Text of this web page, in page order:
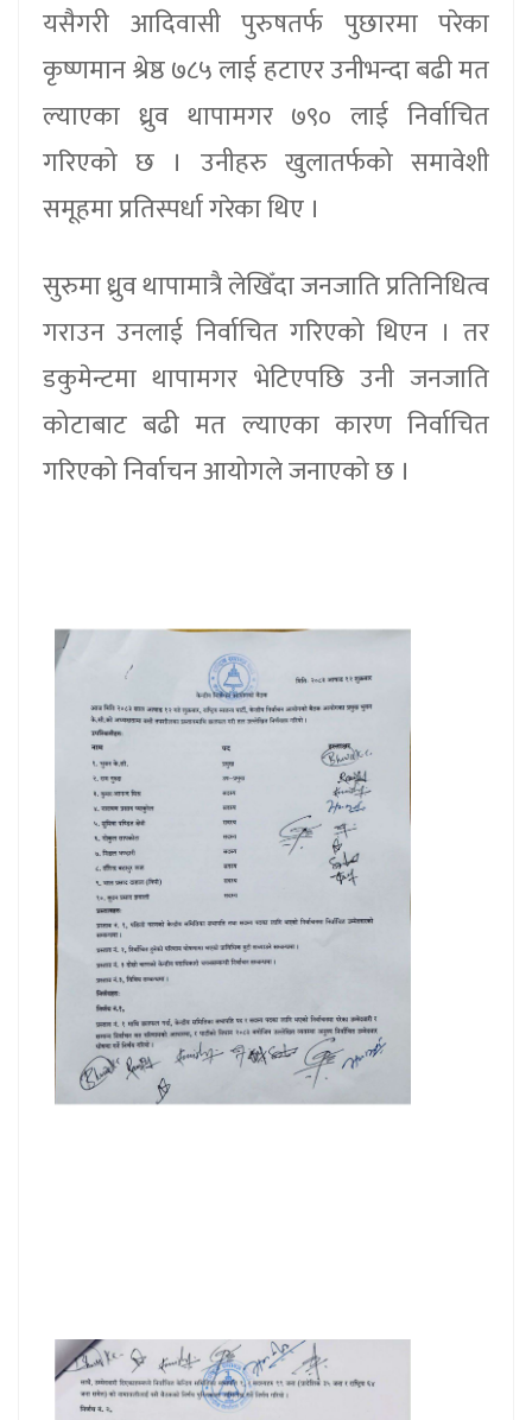
यसैगरी आदिवासी पुरुषतर्फ पुछारमा परेका
कृष्णमान श्रेष्ठ ७८५ लाई हटाएर उनीभन्दा बढी मत
ल्याएका ध्रुव थापामगर ७९० लाई निर्वाचित
गरिएको छ । उनीहरु खुलातर्फको समावेशी
समूहमा प्रतिस्पर्धा गरेका थिए ।
सुरुमा ध्रुव थापामात्रै लेखिँदा जनजाति प्रतिनिधित्व
गराउन उनलाई निर्वाचित गरिएको थिएन । तर
डकुमेन्टमा थापामगर भेटिएपछि उनी जनजाति
कोटाबाट बढी मत ल्याएका कारण निर्वाचित
गरिएको निर्वाचन आयोगले जनाएको छ ।